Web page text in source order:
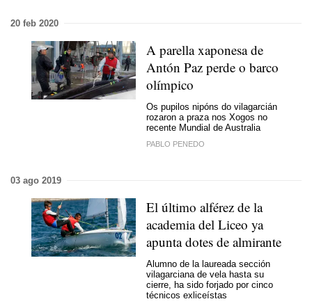
20 feb 2020
A parella xaponesa de
Antón Paz perde o barco
olímpico
Os pupilos nipóns do vilagarcián
rozaron a praza nos Xogos no
recente Mundial de Australia
PABLO PENEDO
03 ago 2019
El último alférez de la
academia del Liceo ya
apunta dotes de almirante
Alumno de la laureada sección
vilagarciana de vela hasta su
cierre, ha sido forjado por cinco
técnicos exliceístas